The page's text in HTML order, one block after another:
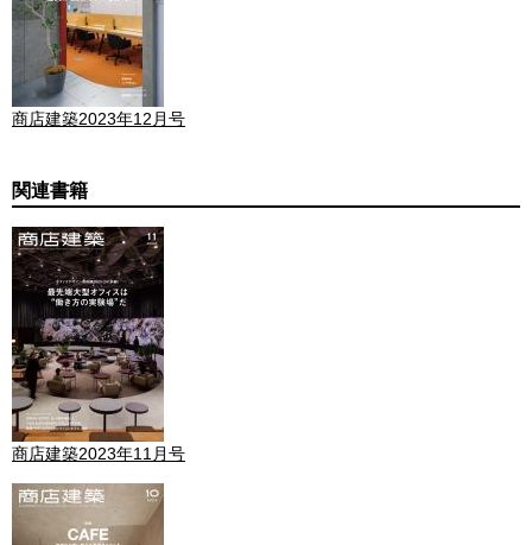
商店建築2023年12月号
関連書籍
商店建築2023年11月号